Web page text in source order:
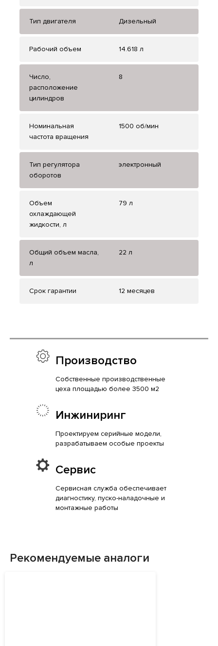
Тип двигателя Дизельный
Рабочий объем 14.618 л
Число,
расположение
цилиндров
8
Номинальная
частота вращения
1500 об/мин
Тип регулятора
оборотов
электронный
Объем
охлаждающей
жидкости, л
79 л
Общий объем масла,
л
22 л
Срок гарантии 12 месяцев
Производство
Собственные производственные
цеха площадью более 3500 м2
Инжиниринг
Проектируем серийные модели,
разрабатываем особые проекты
Сервис
Сервисная служба обеспечивает
диагностику, пуско-наладочные и
монтажные работы
Рекомендуемые аналоги